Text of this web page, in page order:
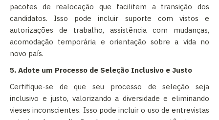
pacotes de realocação que facilitem a transição dos
candidatos. Isso pode incluir suporte com vistos e
autorizações de trabalho, assistência com mudanças,
acomodação temporária e orientação sobre a vida no
novo país.
5. Adote um Processo de Seleção Inclusivo e Justo
Certifique-se de que seu processo de seleção seja
inclusivo e justo, valorizando a diversidade e eliminando
vieses inconscientes. Isso pode incluir o uso de entrevistas